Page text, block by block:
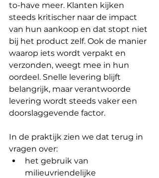
to-have meer. Klanten kijken
steeds kritischer naar de impact
van hun aankoop en dat stopt niet
bij het product zelf. Ook de manier
waarop iets wordt verpakt en
verzonden, weegt mee in hun
oordeel. Snelle levering blijft
belangrijk, maar verantwoorde
levering wordt steeds vaker een
doorslaggevende factor.
In de praktijk zien we dat terug in
vragen over:
het gebruik van
milieuvriendelijke